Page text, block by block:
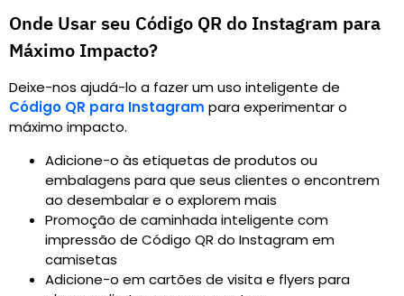
Onde Usar seu Código QR do Instagram para
Máximo Impacto?
Deixe-nos ajudá-lo a fazer um uso inteligente de
Código QR para Instagram para experimentar o
máximo impacto.
Adicione-o às etiquetas de produtos ou
embalagens para que seus clientes o encontrem
ao desembalar e o explorem mais
Promoção de caminhada inteligente com
impressão de Código QR do Instagram em
camisetas
Adicione-o em cartões de visita e flyers para